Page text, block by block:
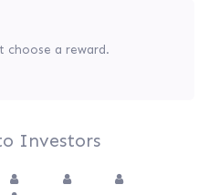
choose a reward.
Investors